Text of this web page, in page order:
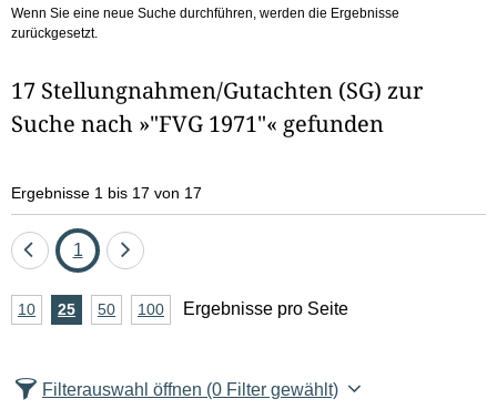
Wenn Sie eine neue Suche durchführen, werden die Ergebnisse
zurückgesetzt.
17 Stellungnahmen/Gutachten (SG) zur
Suche nach »"FVG 1971"« gefunden
Ergebnisse 1 bis 17 von 17
Eine
zurück
Seite
1
Eine
vor
A
z
10Ergebnisse
25Ergebnisse
50Ergebnisse
100Ergebnisse
Ergebnisse pro Seite
Filterauswahl öffnen (0 Filter gewählt)